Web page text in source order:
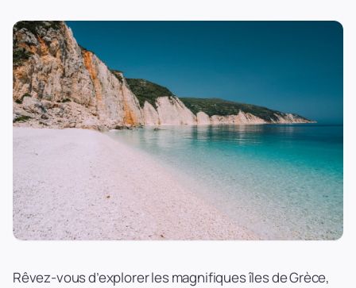
Rêvez-vous d’explorer les magnifiques îles de Grèce,